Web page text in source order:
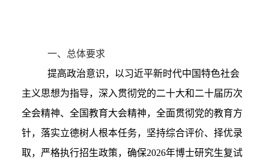
一、 总体要求
提高政治意识，以习近平新时代中国特色社会
主义思想为指导，深入贯彻党的二十大和二十届历次
全会精神、全国教育大会精神，全面贯彻党的教育方
针，落实立德树人根本任务，坚持综合评价、择优录
取，严格执行招生政策，确保2026年博士研究生复试